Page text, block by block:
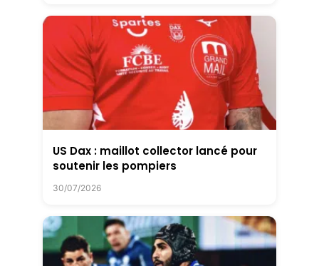
US Dax : maillot collector lancé pour
soutenir les pompiers
30/07/2026